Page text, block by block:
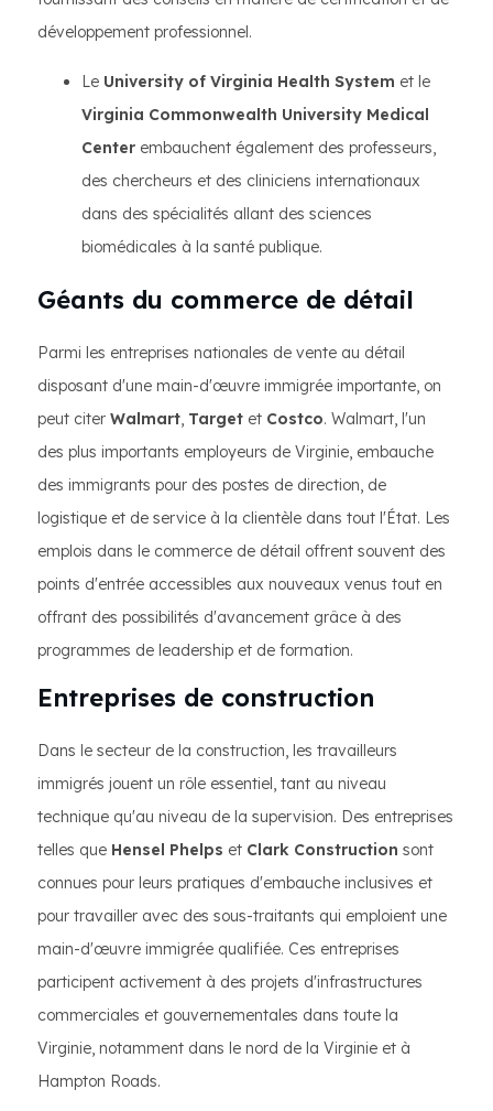
développement professionnel.
Le University of Virginia Health System et le
Virginia Commonwealth University Medical
Center embauchent également des professeurs,
des chercheurs et des cliniciens internationaux
dans des spécialités allant des sciences
biomédicales à la santé publique.
Géants du commerce de détail
Parmi les entreprises nationales de vente au détail
disposant d'une main-d'œuvre immigrée importante, on
peut citer Walmart, Target et Costco. Walmart, l'un
des plus importants employeurs de Virginie, embauche
des immigrants pour des postes de direction, de
logistique et de service à la clientèle dans tout l'État. Les
emplois dans le commerce de détail offrent souvent des
points d'entrée accessibles aux nouveaux venus tout en
offrant des possibilités d'avancement grâce à des
programmes de leadership et de formation.
Entreprises de construction
Dans le secteur de la construction, les travailleurs
immigrés jouent un rôle essentiel, tant au niveau
technique qu'au niveau de la supervision. Des entreprises
telles que Hensel Phelps et Clark Construction sont
connues pour leurs pratiques d'embauche inclusives et
pour travailler avec des sous-traitants qui emploient une
main-d'œuvre immigrée qualifiée. Ces entreprises
participent activement à des projets d'infrastructures
commerciales et gouvernementales dans toute la
Virginie, notamment dans le nord de la Virginie et à
Hampton Roads.